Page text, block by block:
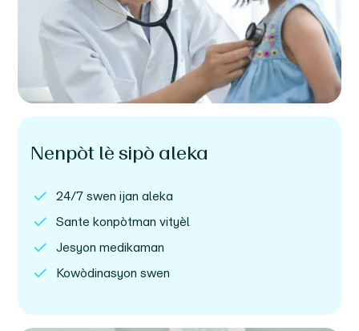
Nenpòt lè sipò aleka
24/7 swen ijan aleka
Sante konpòtman vityèl
Jesyon medikaman
Kowòdinasyon swen